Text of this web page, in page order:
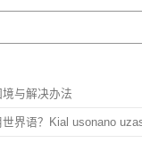
与解决办法
界语？Kial usonano